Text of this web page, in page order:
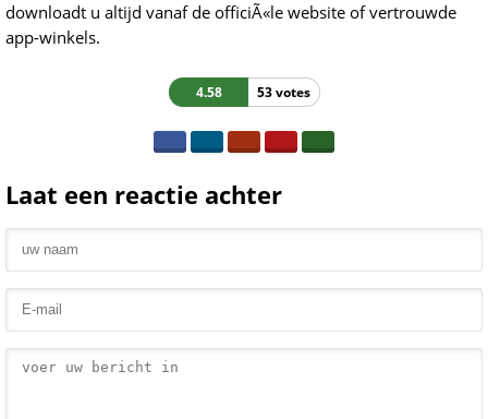
downloadt u altijd vanaf de officiÃ«le website of vertrouwde
app-winkels.
4.58 53 votes
Laat een reactie achter